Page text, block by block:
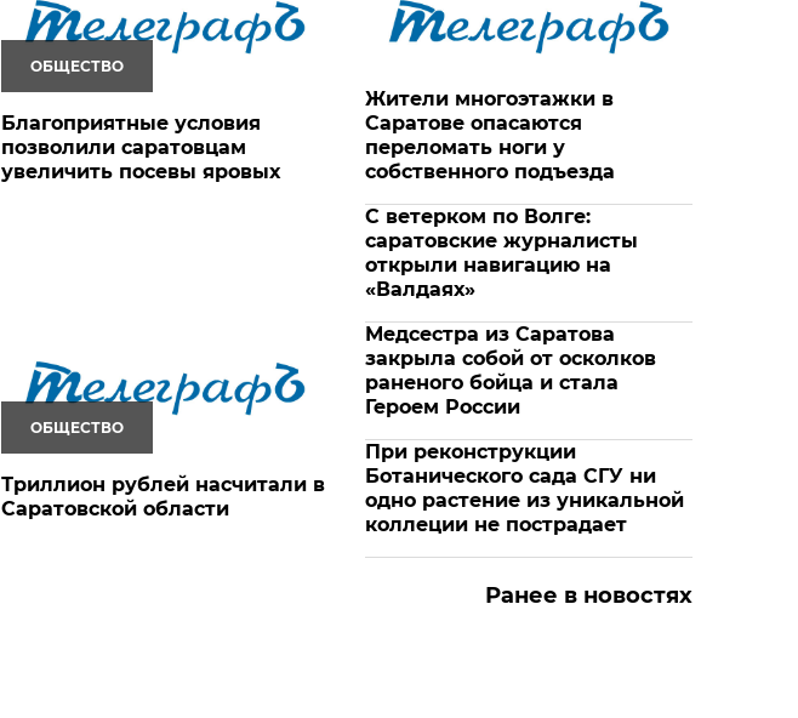
ОБЩЕСТВО
Благоприятные условия
позволили саратовцам
увеличить посевы яровых
ОБЩЕСТВО
Триллион рублей насчитали в
Саратовской области
Жители многоэтажки в
Саратове опасаются
переломать ноги у
собственного подъезда
С ветерком по Волге:
саратовские журналисты
открыли навигацию на
«Валдаях»
Медсестра из Саратова
закрыла собой от осколков
раненого бойца и стала
Героем России
При реконструкции
Ботанического сада СГУ ни
одно растение из уникальной
коллеции не пострадает
Ранее в новостях